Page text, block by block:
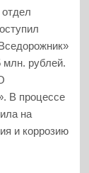
млн. рублей.
В процессе
на
и коррозию